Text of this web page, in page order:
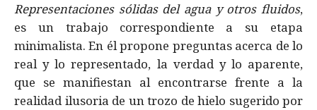
Representaciones sólidas del agua y otros fluidos,
es un trabajo correspondiente a su etapa
minimalista. En él propone preguntas acerca de lo
real y lo representado, la verdad y lo aparente,
que se manifiestan al encontrarse frente a la
realidad ilusoria de un trozo de hielo sugerido por